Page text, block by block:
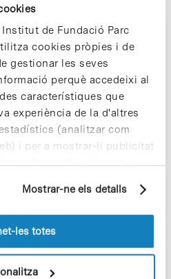
de Fundació Parc
cookies pròpies i de
gestionar les seves
perquè accedeixi al
característiques que
experiència de la d'altres
(analitzar com
i per a mostrar-li publicitat
d'un perfil elaborat a
obtenir més informació sobre
laPolítica de cookiesdel
Mostrar-ne els detalls
les totes
Dr. Joan Guinovart, fundador i
manera de fer va marcar un
del Medi
moment per